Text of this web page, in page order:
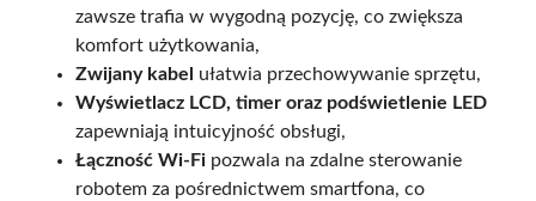
zawsze trafia w wygodną pozycję, co zwiększa
komfort użytkowania,
Zwijany kabel
ułatwia przechowywanie sprzętu,
Wyświetlacz LCD, timer oraz podświetlenie LED
zapewniają intuicyjność obsługi,
Łączność Wi-Fi pozwala na zdalne sterowanie
robotem za pośrednictwem smartfona, co